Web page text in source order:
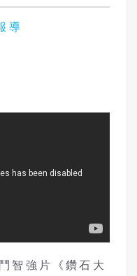
導
智強片《鑽石大